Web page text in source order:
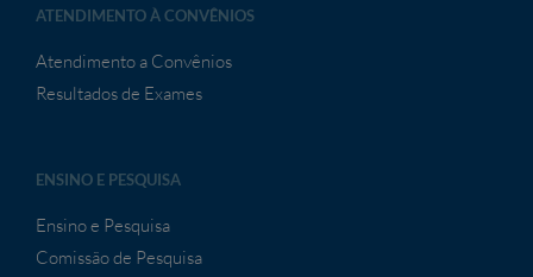
ATENDIMENTO À CONVÊNIOS
Atendimento a Convênios
Resultados de Exames
ENSINO E PESQUISA
Ensino e Pesquisa
Comissão de Pesquisa